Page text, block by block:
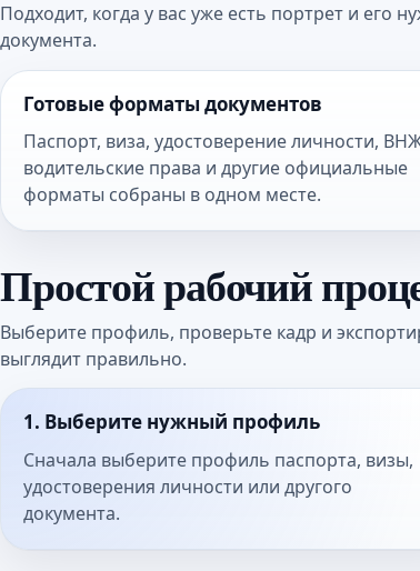
Подходит, когда у вас уже есть портрет и его
документа.
Готовые форматы документов
Паспорт, виза, удостоверение личности,
водительские права и другие официальные
форматы собраны в одном месте.
Простой рабочий
Выберите профиль, проверьте кадр и
выглядит правильно.
1. Выберите нужный профиль
Сначала выберите профиль паспорта, визы,
удостоверения личности или другого
документа.